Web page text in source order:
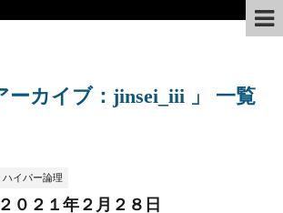
ーカイブ：jinsei_iii 」 一覧
ハイパー論理
２０２１年２月２８日